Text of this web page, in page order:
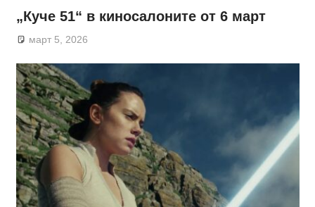
„Куче 51“ в киносалоните от 6 март
март 5, 2026